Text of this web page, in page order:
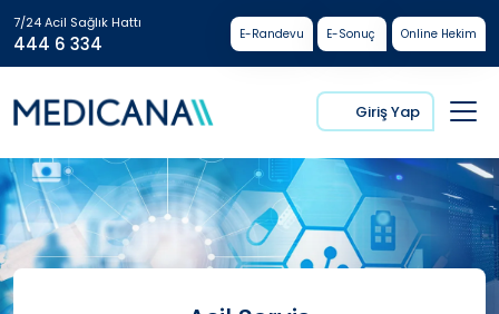
7/24 Acil Sağlık Hattı
444 6 334 E-Randevu E-Sonuç Online Hekim
Giriş Yap